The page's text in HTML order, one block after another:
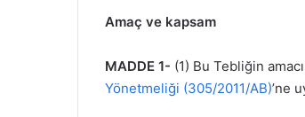
Amaç ve kapsam
MADDE 1- (1) Bu Tebliğin
Yönetmeliği (305/2011/AB)’ne